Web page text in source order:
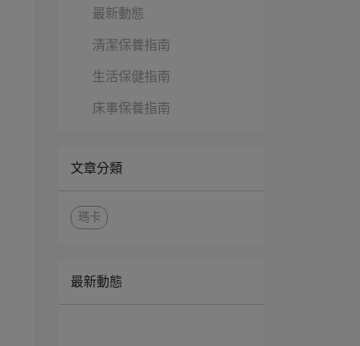
最新動態
清潔保養指南
生活保健指南
床事保養指南
文章分類
瑪卡
最新動態